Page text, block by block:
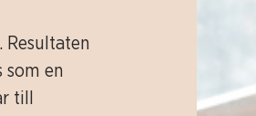
Resultaten
som en
till